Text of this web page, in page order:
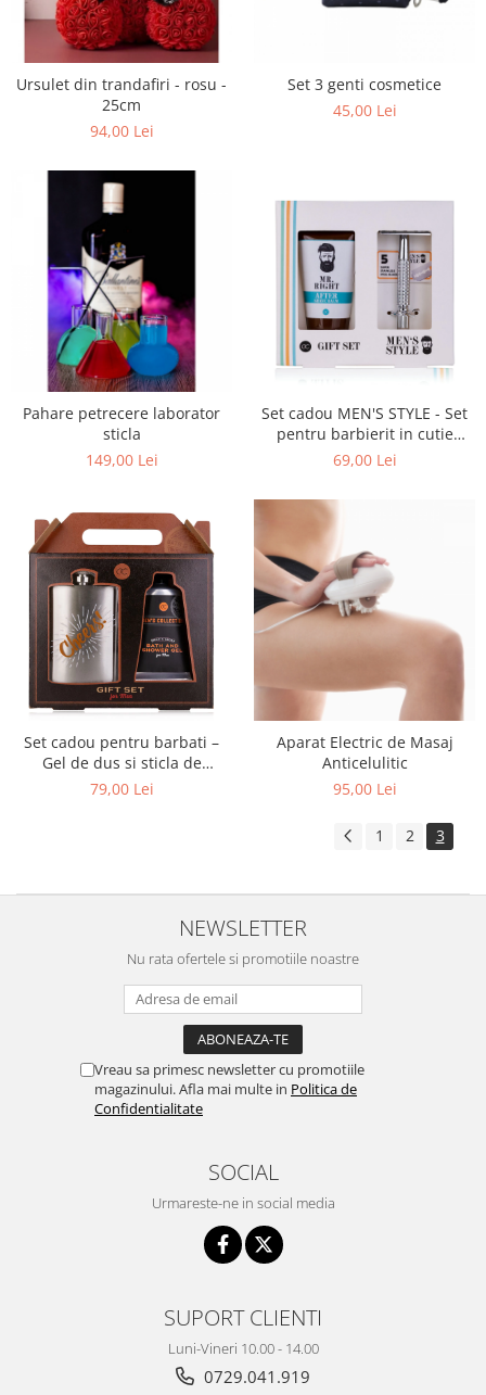
Ursulet din trandafiri - rosu -
25cm
94,00 Lei
Set 3 genti cosmetice
45,00 Lei
Pahare petrecere laborator
sticla
149,00 Lei
Set cadou MEN'S STYLE - Set
pentru barbierit in cutie
cadou
69,00 Lei
Set cadou pentru barbati –
Gel de dus si sticla de
buzunar in cutie cadou
79,00 Lei
Aparat Electric de Masaj
Anticelulitic
95,00 Lei
1 2 3
NEWSLETTER
Nu rata ofertele si promotiile noastre
Vreau sa primesc newsletter cu promotiile
magazinului. Afla mai multe in Politica de
Confidentialitate
SOCIAL
Urmareste-ne in social media
SUPORT CLIENTI
Luni-Vineri 10.00 - 14.00
0729.041.919